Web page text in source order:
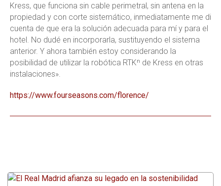
Kress, que funciona sin cable perimetral, sin antena en la
propiedad y con corte sistemático, inmediatamente me di
cuenta de que era la solución adecuada para mí y para el
hotel. No dudé en incorporarla, sustituyendo el sistema
anterior. Y ahora también estoy considerando la
posibilidad de utilizar la robótica RTKⁿ de Kress en otras
instalaciones».
https://www.fourseasons.com/florence/